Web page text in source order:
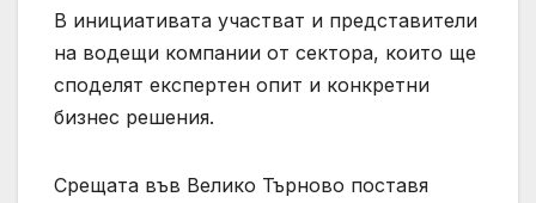
В инициативата участват и представители
на водещи компании от сектора, които ще
споделят експертен опит и конкретни
бизнес решения.
Срещата във Велико Търново поставя